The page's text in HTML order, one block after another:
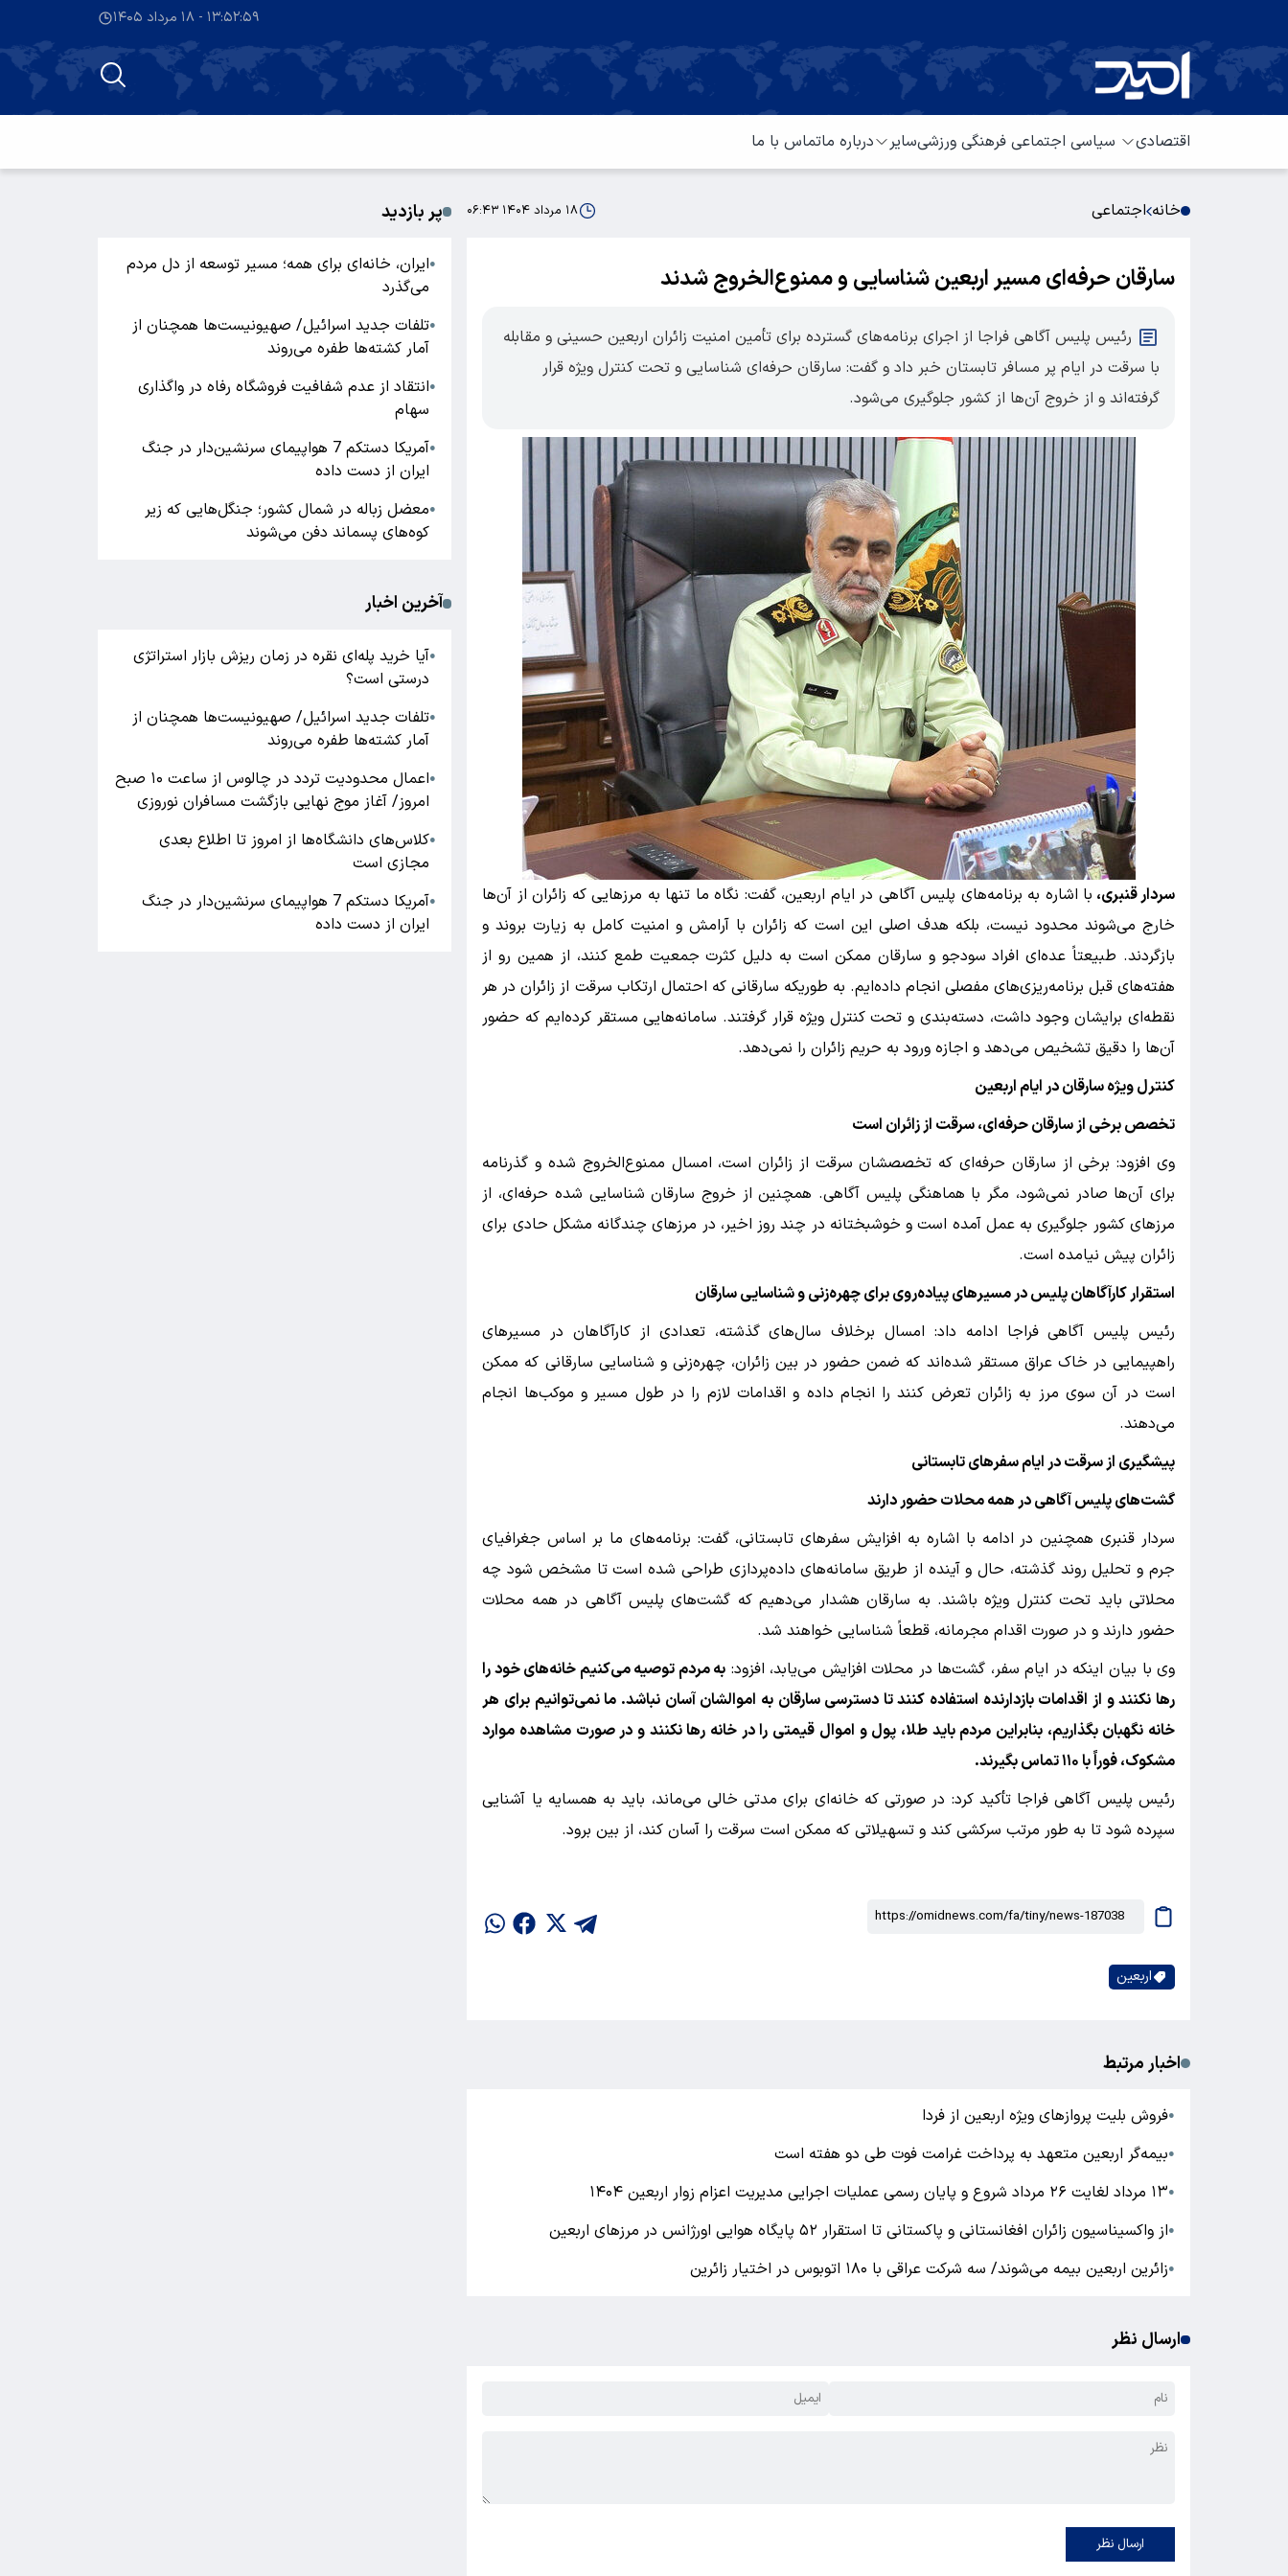
۱۳:۵۳:۰۰ - ۱۸ مرداد ۱۴۰۵
اقتصادی سیاسی اجتماعی فرهنگی ورزشیسایر درباره ماتماس با ما
خانه اجتماعی ۱۸ مرداد ۱۴۰۴ ۰۶:۴۳
سارقان حرفه‌ای مسیر اربعین شناسایی و ممنوع‌الخروج شدند
رئیس پلیس آگاهی فراجا از اجرای برنامه‌های گسترده برای تأمین امنیت زائران اربعین حسینی و مقابله
با سرقت در ایام پر مسافر تابستان خبر داد و گفت: سارقان حرفه‌ای شناسایی و تحت کنترل ویژه قرار
گرفته‌اند و از خروج آن‌ها از کشور جلوگیری می‌شود.
سردار قنبری، با اشاره به برنامه‌های پلیس آگاهی در ایام اربعین، گفت: نگاه ما تنها به مرزهایی که زائران از آن‌ها
خارج می‌شوند محدود نیست، بلکه هدف اصلی این است که زائران با آرامش و امنیت کامل به زیارت بروند و
بازگردند. طبیعتاً عده‌ای افراد سودجو و سارقان ممکن است به دلیل کثرت جمعیت طمع کنند، از همین رو از
هفته‌های قبل برنامه‌ریزی‌های مفصلی انجام داده‌ایم. به طوریکه سارقانی که احتمال ارتکاب سرقت از زائران در هر
نقطه‌ای برایشان وجود داشت، دسته‌بندی و تحت کنترل ویژه قرار گرفتند. سامانه‌هایی مستقر کرده‌ایم که حضور
آن‌ها را دقیق تشخیص می‌دهد و اجازه ورود به حریم زائران را نمی‌دهد.
کنترل ویژه سارقان در ایام اربعین
تخصص برخی از سارقان حرفه‌ای، سرقت از زائران است
وی افزود: برخی از سارقان حرفه‌ای که تخصصشان سرقت از زائران است، امسال ممنوع‌الخروج شده و گذرنامه
برای آن‌ها صادر نمی‌شود، مگر با هماهنگی پلیس آگاهی. همچنین از خروج سارقان شناسایی شده حرفه‌ای، از
مرزهای کشور جلوگیری به عمل آمده است و خوشبختانه در چند روز اخیر، در مرزهای چندگانه مشکل حادی برای
زائران پیش نیامده است.
استقرار کارآگاهان پلیس در مسیرهای پیاده‌روی برای چهره‌زنی و شناسایی سارقان
رئیس پلیس آگاهی فراجا ادامه داد: امسال برخلاف سال‌های گذشته، تعدادی از کارآگاهان در مسیرهای
راهپیمایی در خاک عراق مستقر شده‌اند که ضمن حضور در بین زائران، چهره‌زنی و شناسایی سارقانی که ممکن
است در آن سوی مرز به زائران تعرض کنند را انجام داده و اقدامات لازم را در طول مسیر و موکب‌ها انجام
می‌دهند.
پیشگیری از سرقت در ایام سفرهای تابستانی
گشت‌های پلیس آگاهی در همه محلات حضور دارند
سردار قنبری همچنین در ادامه با اشاره به افزایش سفرهای تابستانی، گفت: برنامه‌های ما بر اساس جغرافیای
جرم و تحلیل روند گذشته، حال و آینده از طریق سامانه‌های داده‌پردازی طراحی شده است تا مشخص شود چه
محلاتی باید تحت کنترل ویژه باشند. به سارقان هشدار می‌دهیم که گشت‌های پلیس آگاهی در همه محلات
حضور دارند و در صورت اقدام مجرمانه، قطعاً شناسایی خواهند شد.
وی با بیان اینکه در ایام سفر، گشت‌ها در محلات افزایش می‌یابد، افزود: به مردم توصیه می‌کنیم خانه‌های خود را
رها نکنند و از اقدامات بازدارنده استفاده کنند تا دسترسی سارقان به اموالشان آسان نباشد. ما نمی‌توانیم برای هر
خانه نگهبان بگذاریم، بنابراین مردم باید طلا، پول و اموال قیمتی را در خانه رها نکنند و در صورت مشاهده موارد
مشکوک، فوراً با ۱۱۰ تماس بگیرند.
رئیس پلیس آگاهی فراجا تأکید کرد: در صورتی که خانه‌ای برای مدتی خالی می‌ماند، باید به همسایه یا آشنایی
سپرده شود تا به طور مرتب سرکشی کند و تسهیلاتی که ممکن است سرقت را آسان کند، از بین برود.
اربعین
اخبار مرتبط
●فروش بلیت پروازهای ویژه اربعین از فردا
●بیمه‌گر اربعین متعهد به پرداخت غرامت فوت طی دو هفته است
●۱۳ مرداد لغایت ۲۶ مرداد شروع و پایان رسمی عملیات اجرایی مدیریت اعزام زوار اربعین ۱۴۰۴
●از واکسیناسیون زائران افغانستانی و پاکستانی تا استقرار ۵۲ پایگاه هوایی اورژانس در مرزهای اربعین
●زائرین اربعین بیمه می‌شوند/ سه شرکت عراقی با ۱۸۰ اتوبوس‌ در اختیار زائرین
ارسال نظر
ارسال نظر
پر بازدید
●ایران، خانه‌ای برای همه؛ مسیر توسعه از دل مردم
می‌گذرد
●تلفات جدید اسرائیل/ صهیونیست‌ها همچنان از
آمار کشته‌ها طفره می‌روند
●انتقاد از عدم شفافیت فروشگاه رفاه در واگذاری
سهام
●
آمریکا دستکم 7 هواپیمای سرنشین‌دار در جنگ
ایران از دست داده
●معضل زباله در شمال کشور؛ جنگل‌هایی که زیر
کوه‌های پسماند دفن می‌شوند
آخرین اخبار
●آیا خرید پله‌ای نقره در زمان ریزش بازار استراتژی
درستی است؟
●تلفات جدید اسرائیل/ صهیونیست‌ها همچنان از
آمار کشته‌ها طفره می‌روند
●
اعمال محدودیت تردد در چالوس از ساعت ۱۰ صبح
امروز/ آغاز موج نهایی بازگشت مسافران نوروزی
●کلاس‌های دانشگاه‌ها از امروز تا اطلاع بعدی
مجازی است
●
آمریکا دستکم 7 هواپیمای سرنشین‌دار در جنگ
ایران از دست داده